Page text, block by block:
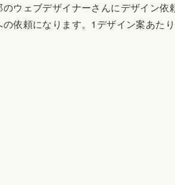
のウェブデザイナーさんにデザイン
の依頼になります。1デザイン案あた